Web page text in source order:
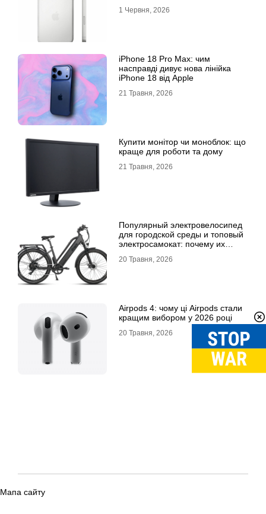
1 Червня, 2026
iPhone 18 Pro Max: чим
насправді дивує нова лінійка
iPhone 18 від Apple
21 Травня, 2026
Купити монітор чи моноблок: що
краще для роботи та дому
21 Травня, 2026
Популярный электровелосипед
для городской среды и топовый
электросамокат: почему их
20 Травня, 2026
Airpods 4: чому ці Airpods стали
кращим вибором у 2026 році
20 Травня, 2026
Мапа сайту